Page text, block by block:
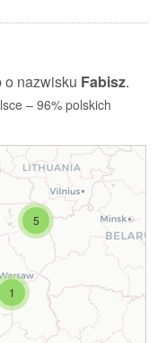
o nazwisku Fabisz.
– 96% polskich
5
1